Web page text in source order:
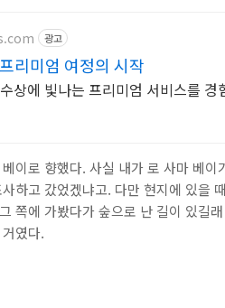
광고
리미엄 여정의 시작
상에 빛나는 프리미엄 서비스를 경
이로 향했다. 사실 내가 로 사마 베
하고 갔었겠냐고. 다만 현지에 있을
쪽에 가봤다가 숲으로 난 길이 있길
였다.